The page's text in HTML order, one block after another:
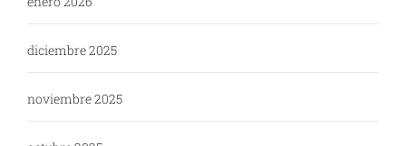
diciembre 2025
noviembre 2025